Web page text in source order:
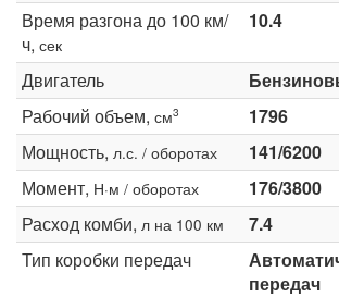
Время разгона до 100 км/
ч, сек
10.4
Двигатель
Рабочий объем, см3
1796
Мощность, л.с. / оборотах
141/6200
Момент, Н·м / оборотах
176/3800
Расход комби, л на 100 км
7.4
Тип коробки передач
передач